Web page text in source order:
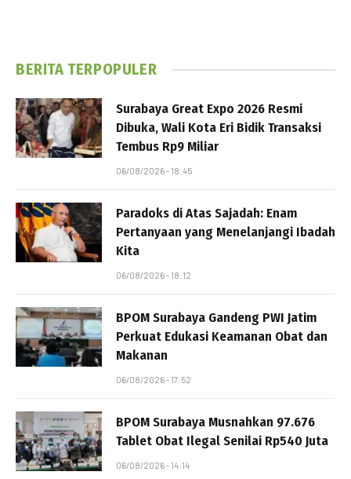
BERITA TERPOPULER
Surabaya Great Expo 2026 Resmi
Dibuka, Wali Kota Eri Bidik Transaksi
Tembus Rp9 Miliar
06/08/2026 - 18:45
Paradoks di Atas Sajadah: Enam
Pertanyaan yang Menelanjangi Ibadah
Kita
06/08/2026 - 18:12
BPOM Surabaya Gandeng PWI Jatim
Perkuat Edukasi Keamanan Obat dan
Makanan
06/08/2026 - 17:52
BPOM Surabaya Musnahkan 97.676
Tablet Obat Ilegal Senilai Rp540 Juta
06/08/2026 - 14:14